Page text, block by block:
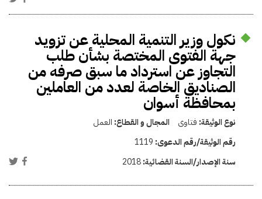
نكول وزير التنمية المحلية عن تزويد
جهة الفتوى المختصة بشأن طلب
التجاوز عن استرداد ما سبق صرفه من
الصناديق الخاصة لعدد من العاملين
بمحافظة أسوان
نوع الوثيقة: فتاوى المجال و القطاع: العمل
رقم الوثيقة/رقم الدعوى: 1119
سنة الإصدار/السنة القضائية:2018